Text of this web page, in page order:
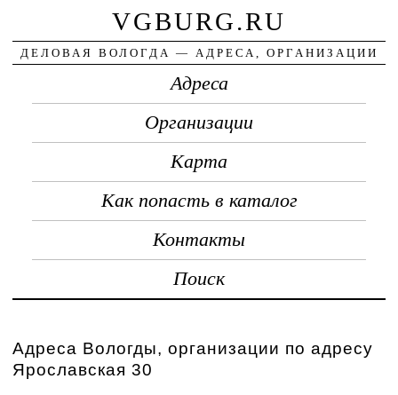
VGBURG.RU
ДЕЛОВАЯ ВОЛОГДА — АДРЕСА, ОРГАНИЗАЦИИ
Адреса
Организации
Карта
Как попасть в каталог
Контакты
Поиск
Адреса Вологды, организации по адресу
Ярославская 30